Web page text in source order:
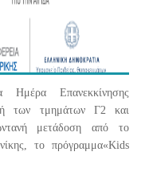
Επανεκκίνησης
των τμημάτων Γ2 και
μετάδοση από το
το πρόγραμμα«Kids